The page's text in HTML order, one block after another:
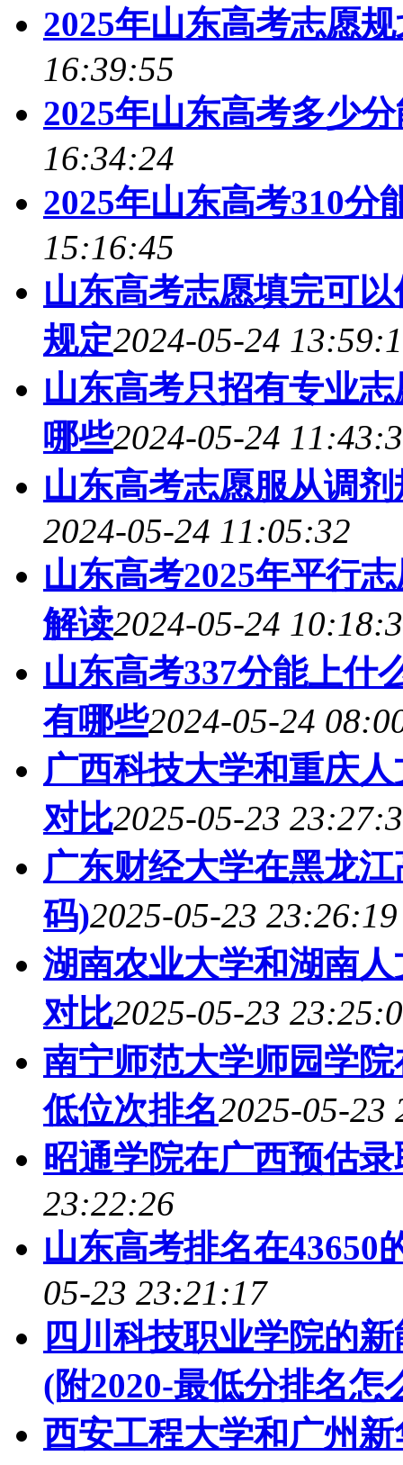
2025年山东高考志愿
16:39:55
2025年山东高考多少
16:34:24
2025年山东高考310分
15:16:45
山东高考志愿填完可
规定2024-05-24
山东高考只招有专业
哪些2024-05-24
山东高考志愿服从调
2024-05-24 11:05:32
山东高考2025年平行
解读2024-05-24
山东高考337分能上什
有哪些2024-05-24
广西科技大学和重庆
对比2025-05-23
广东财经大学在黑龙
码)2025-05-23 23:26:19
湖南农业大学和湖南
对比2025-05-23
南宁师范大学师园学
低位次排名2025-05-23
昭通学院在广西预估
23:22:26
山东高考排名在43650
05-23 23:21:17
四川科技职业学院的
(附2020-最低分排名怎
西安工程大学和广州